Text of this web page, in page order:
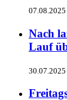
07.08.2025
Nach
Lauf
30.07.2025